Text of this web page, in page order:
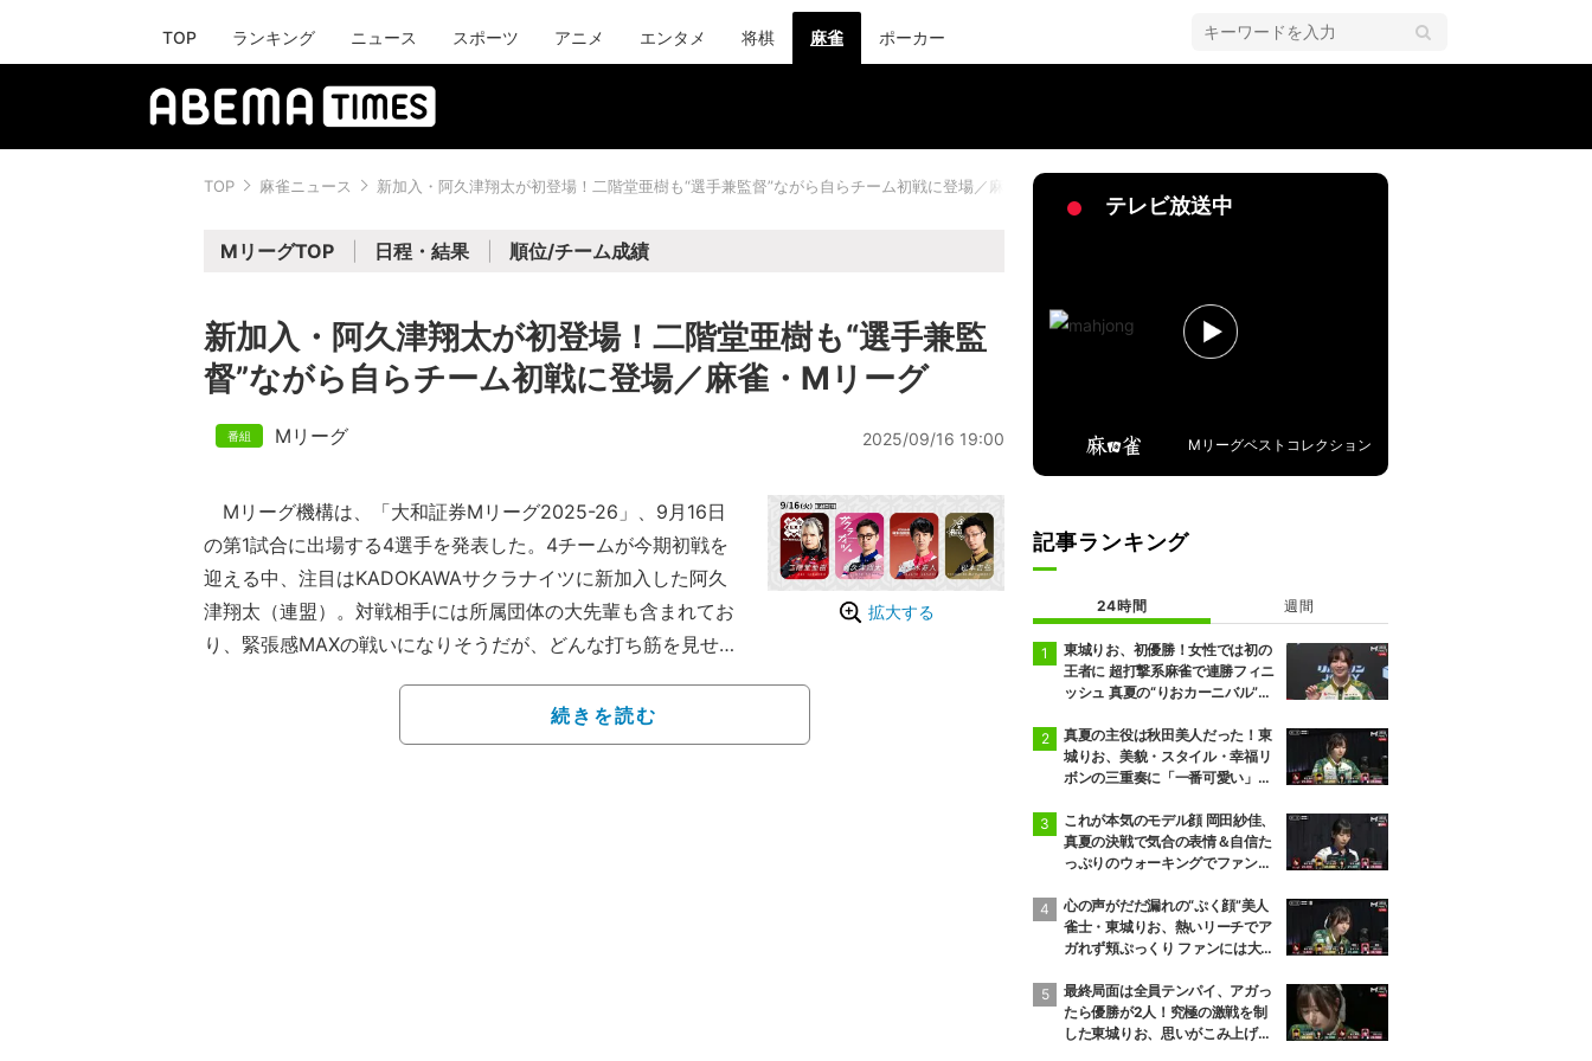
TOP ランキング ニュース スポーツ アニメ エンタメ 将棋 麻雀 ポーカー
TOP 麻雀ニュース 新加入・阿久津翔太が初登場！二階堂亜樹も“選手兼監督”ながら自らチーム初戦に登場／麻雀・Mリーグ
MリーグTOP 日程・結果 順位/チーム成績
新加入・阿久津翔太が初登場！二階堂亜樹も“選手兼監
督”ながら自らチーム初戦に登場／麻雀・Mリーグ
Mリーグ 2025/09/16 19:00
拡大する
Mリーグ機構は、「大和証券Mリーグ2025-26」、9月16日
の第1試合に出場する4選手を発表した。4チームが今期初戦を
迎える中、注目はKADOKAWAサクラナイツに新加入した阿久
津翔太（連盟）。対戦相手には所属団体の大先輩も含まれてお
り、緊張感MAXの戦いになりそうだが、どんな打ち筋を見せる
阿久津は連盟の最高峰タイトル「鳳凰位」を目指す鳳凰戦の
最上位、A1リーグに最年少で昇級した実力者。いずれは鳳凰位
続きを読む
テレビ放送中
Mリーグベストコレクション
記事ランキング
24時間 週間
東城りお、初優勝！女性では初の
王者に 超打撃系麻雀で連勝フィニ
ッシュ 真夏の“りおカーニバル”が
ト
真夏の主役は秋田美人だった！東
城りお、美貌・スタイル・幸福リ
ボンの三重奏に「一番可愛い」の
これが本気のモデル顔 岡田紗佳、
真夏の決戦で気合の表情＆自信た
っぷりのウォーキングでファン魅
やろww」／麻雀・Mトーナメン
ト
心の声がだだ漏れの“ぷく顔”美人
雀士・東城りお、熱いリーチでア
ガれず頬ぷっくり ファンには大好
らない」／麻雀・Mトーナメント
最終局面は全員テンパイ、アガっ
たら優勝が2人！究極の激戦を制
した東城りお、思いがこみ上げる